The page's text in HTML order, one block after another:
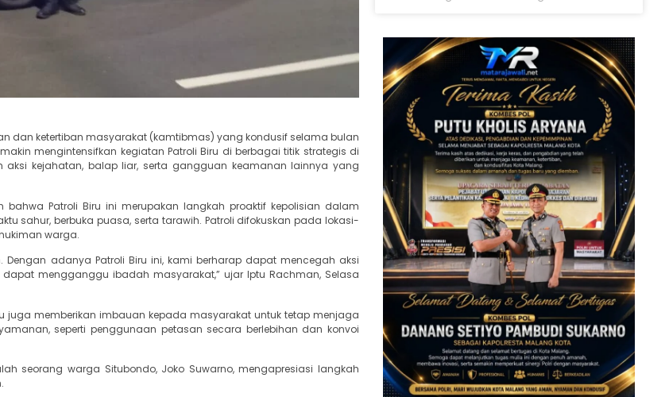
dan ketertiban masyarakat (kamtibmas) yang kondusif selama bulan
mengintensifkan kegiatan Patroli Biru di berbagai titik strategis di
aksi kejahatan, balap liar, serta gangguan keamanan lainnya yang
bahwa Patroli Biru ini merupakan langkah proaktif kepolisian dalam
sahur, berbuka puasa, serta tarawih. Patroli difokuskan pada lokasi-
warga.
adanya Patroli Biru ini, kami berharap dapat mencegah aksi
mengganggu ibadah masyarakat,” ujar Iptu Rachman, Selasa
juga memberikan imbauan kepada masyarakat untuk tetap menjaga
seperti penggunaan petasan secara berlebihan dan konvoi
seorang warga Situbondo, Joko Suwarno, mengapresiasi langkah